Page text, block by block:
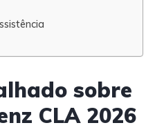
sobre
CLA 2026